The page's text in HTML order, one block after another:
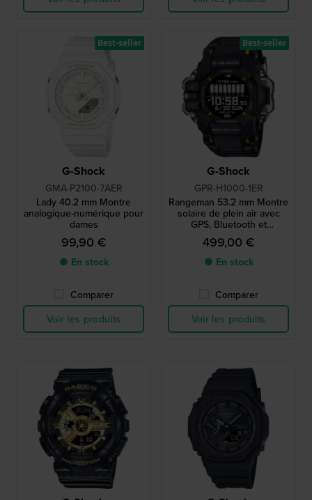
G-Shock
GMA-P2100-7AER
Lady 40.2 mm Montre
analogique-numérique pour
dames
99,90 €
● En stock
Comparer
Voir les produits
Best-seller
G-Shock
GPR-H1000-1ER
Rangeman 53.2 mm Montre
solaire de plein air avec
GPS, Bluetooth et
cardiofréquencemètre
499,00 €
● En stock
Comparer
Voir les produits
Best-seller